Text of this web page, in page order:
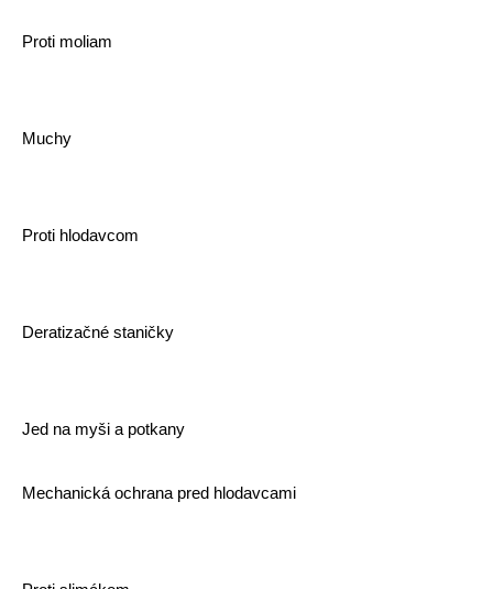
Proti moliam
Muchy
Proti hlodavcom
Deratizačné staničky
Jed na myši a potkany
Mechanická ochrana pred hlodavcami